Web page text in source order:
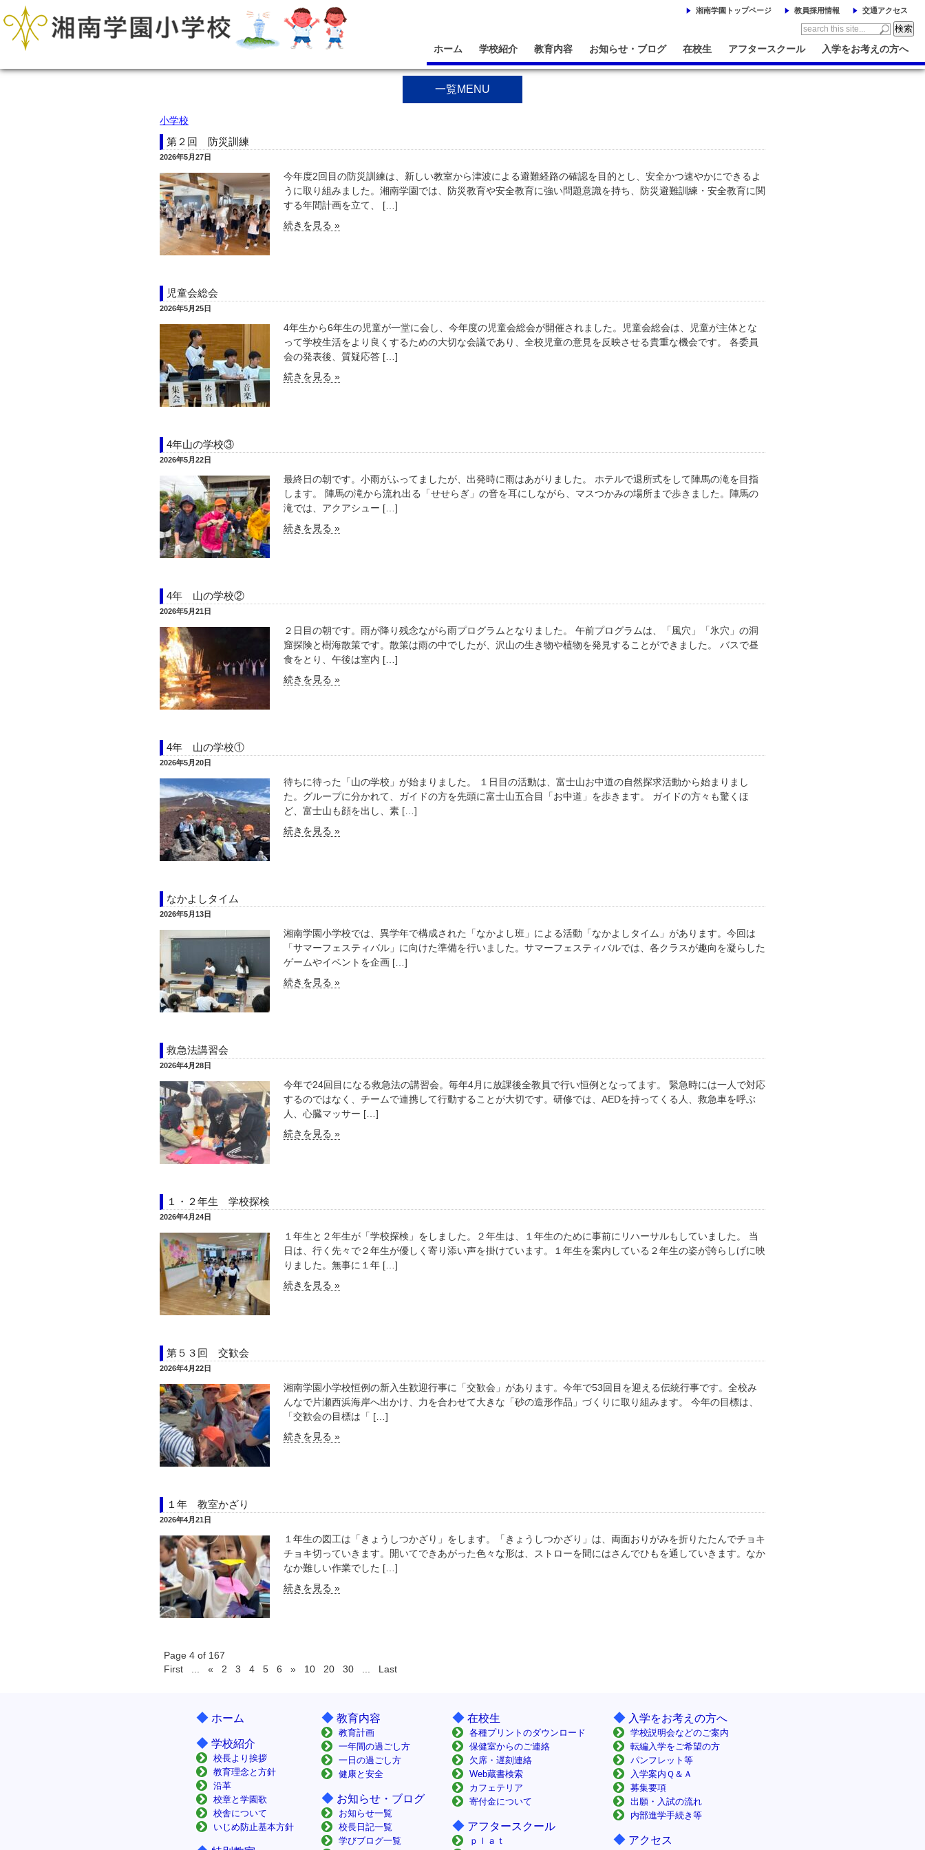
湘南学園トップページ 教員採用情報 交通アクセス
ホーム 学校紹介 教育内容 お知らせ・ブログ 在校生 アフタースクール 入学をお考えの方へ
一覧MENU
小学校
第２回 防災訓練
2026年5月27日
今年度2回目の防災訓練は、新しい教室から津波による避難経路の確認を目的とし、安全かつ速やかにできるよ
うに取り組みました。湘南学園では、防災教育や安全教育に強い問題意識を持ち、防災避難訓練・安全教育に関
する年間計画を立て、 […]
続きを見る »
児童会総会
2026年5月25日
4年生から6年生の児童が一堂に会し、今年度の児童会総会が開催されました。児童会総会は、児童が主体とな
って学校生活をより良くするための大切な会議であり、全校児童の意見を反映させる貴重な機会です。 各委員
会の発表後、質疑応答 […]
続きを見る »
4年山の学校③
2026年5月22日
最終日の朝です。小雨がふってましたが、出発時に雨はあがりました。 ホテルで退所式をして陣馬の滝を目指
します。 陣馬の滝から流れ出る「せせらぎ」の音を耳にしながら、マスつかみの場所まで歩きました。陣馬の
滝では、アクアシュー […]
続きを見る »
4年 山の学校②
2026年5月21日
２日目の朝です。雨が降り残念ながら雨プログラムとなりました。 午前プログラムは、「風穴」「氷穴」の洞
窟探険と樹海散策です。散策は雨の中でしたが、沢山の生き物や植物を発見することができました。 バスで昼
食をとり、午後は室内 […]
続きを見る »
4年 山の学校①
2026年5月20日
待ちに待った「山の学校」が始まりました。 １日目の活動は、富士山お中道の自然探求活動から始まりまし
た。グループに分かれて、ガイドの方を先頭に富士山五合目「お中道」を歩きます。 ガイドの方々も驚くほ
ど、富士山も顔を出し、素 […]
続きを見る »
なかよしタイム
2026年5月13日
湘南学園小学校では、異学年で構成された「なかよし班」による活動「なかよしタイム」があります。今回は
「サマーフェスティバル」に向けた準備を行いました。サマーフェスティバルでは、各クラスが趣向を凝らした
ゲームやイベントを企画 […]
続きを見る »
救急法講習会
2026年4月28日
今年で24回目になる救急法の講習会。毎年4月に放課後全教員で行い恒例となってます。 緊急時には一人で対応
するのではなく、チームで連携して行動することが大切です。研修では、AEDを持ってくる人、救急車を呼ぶ
人、心臓マッサー […]
続きを見る »
１・２年生 学校探検
2026年4月24日
１年生と２年生が「学校探検」をしました。２年生は、１年生のために事前にリハーサルもしていました。 当
日は、行く先々で２年生が優しく寄り添い声を掛けています。１年生を案内している２年生の姿が誇らしげに映
りました。無事に１年 […]
続きを見る »
第５３回 交歓会
2026年4月22日
湘南学園小学校恒例の新入生歓迎行事に「交歓会」があります。今年で53回目を迎える伝統行事です。全校み
んなで片瀬西浜海岸へ出かけ、力を合わせて大きな「砂の造形作品」づくりに取り組みます。 今年の目標は、
「交歓会の目標は「 […]
続きを見る »
１年 教室かざり
2026年4月21日
１年生の図工は「きょうしつかざり」をします。「きょうしつかざり」は、両面おりがみを折りたたんでチョキ
チョキ切っていきます。開いてできあがった色々な形は、ストローを間にはさんでひもを通していきます。なか
なか難しい作業でした […]
続きを見る »
Page 4 of 167
First
« 2 3 4 5 6 » 10 20 30 Last
◆ ホーム
◆ 学校紹介
校長より挨拶
教育理念と方針
沿革
校章と学園歌
校舎について
いじめ防止基本方針
◆ 教育内容
教育計画
一年間の過ごし方
一日の過ごし方
健康と安全
◆ お知らせ・ブログ
お知らせ一覧
校長日記一覧
学びブログ一覧
◆ 在校生
各種プリントのダウンロード
保健室からのご連絡
欠席・遅刻連絡
Web蔵書検索
カフェテリア
寄付金について
◆ アフタースクール
ｐｌａｔ
◆ 入学をお考えの方へ
学校説明会などのご案内
転編入学をご希望の方
パンフレット等
入学案内Ｑ＆Ａ
募集要項
出願・入試の流れ
内部進学手続き等
◆ アクセス